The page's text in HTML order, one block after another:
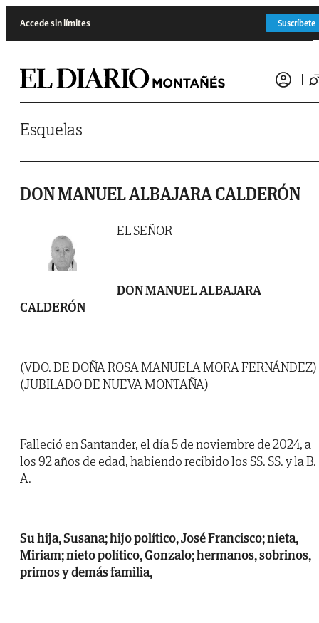
Accede sin límites Suscríbete
Esquelas
DON MANUEL ALBAJARA CALDERÓN
EL SEÑOR
DON MANUEL ALBAJARA
CALDERÓN
(VDO. DE DOÑA ROSA MANUELA MORA FERNÁNDEZ)
(JUBILADO DE NUEVA MONTAÑA)
Falleció en Santander, el día 5 de noviembre de 2024, a
los 92 años de edad, habiendo recibido los SS. SS. y la B.
A.
Su hija, Susana; hijo político, José Francisco; nieta,
Miriam; nieto político, Gonzalo; hermanos, sobrinos,
primos y demás familia,